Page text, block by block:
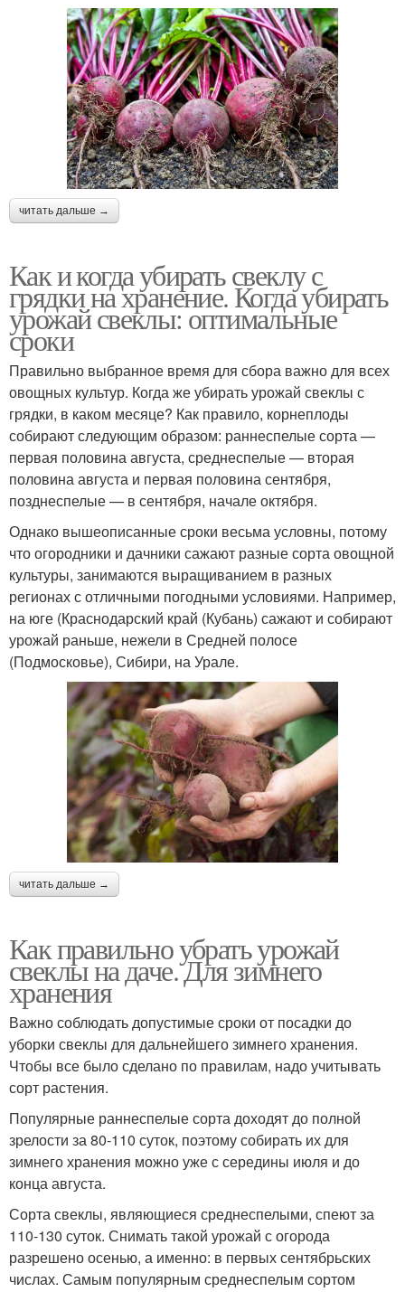
читать дальше →
Как и когда убирать свеклу с
грядки на хранение. Когда убирать
урожай свеклы: оптимальные
сроки
Правильно выбранное время для сбора важно для всех
овощных культур. Когда же убирать урожай свеклы с
грядки, в каком месяце? Как правило, корнеплоды
собирают следующим образом: раннеспелые сорта —
первая половина августа, среднеспелые — вторая
половина августа и первая половина сентября,
позднеспелые — в сентября, начале октября.
Однако вышеописанные сроки весьма условны, потому
что огородники и дачники сажают разные сорта овощной
культуры, занимаются выращиванием в разных
регионах с отличными погодными условиями. Например,
на юге (Краснодарский край (Кубань) сажают и собирают
урожай раньше, нежели в Средней полосе
(Подмосковье), Сибири, на Урале.
читать дальше →
Как правильно убрать урожай
свеклы на даче. Для зимнего
хранения
Важно соблюдать допустимые сроки от посадки до
уборки свеклы для дальнейшего зимнего хранения.
Чтобы все было сделано по правилам, надо учитывать
сорт растения.
Популярные раннеспелые сорта доходят до полной
зрелости за 80-110 суток, поэтому собирать их для
зимнего хранения можно уже с середины июля и до
конца августа.
Сорта свеклы, являющиеся среднеспелыми, спеют за
110-130 суток. Снимать такой урожай с огорода
разрешено осенью, а именно: в первых сентябрьских
числах. Самым популярным среднеспелым сортом